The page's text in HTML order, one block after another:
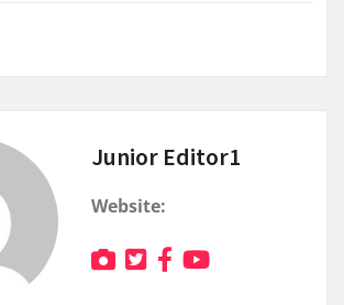
Junior Editor1
Website: